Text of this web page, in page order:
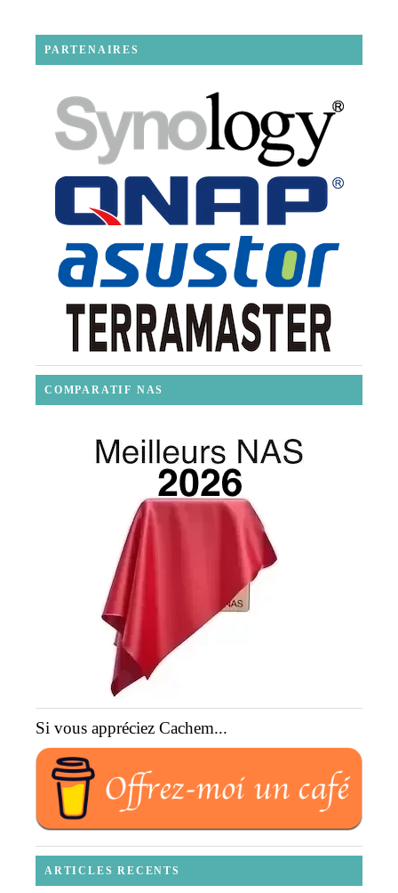
PARTENAIRES
COMPARATIF NAS
Si vous appréciez Cachem...
ARTICLES RECENTS